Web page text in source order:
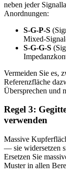
neben jeder
Anordnungen:
S-G-P-S
Mixed-
S-G-G-S
Vermeiden Sie es,
Referenzfläche
Übersprechen und
Regel 3:
verwenden
Massive
— sie widersetzen
Ersetzen Sie
Muster in allen